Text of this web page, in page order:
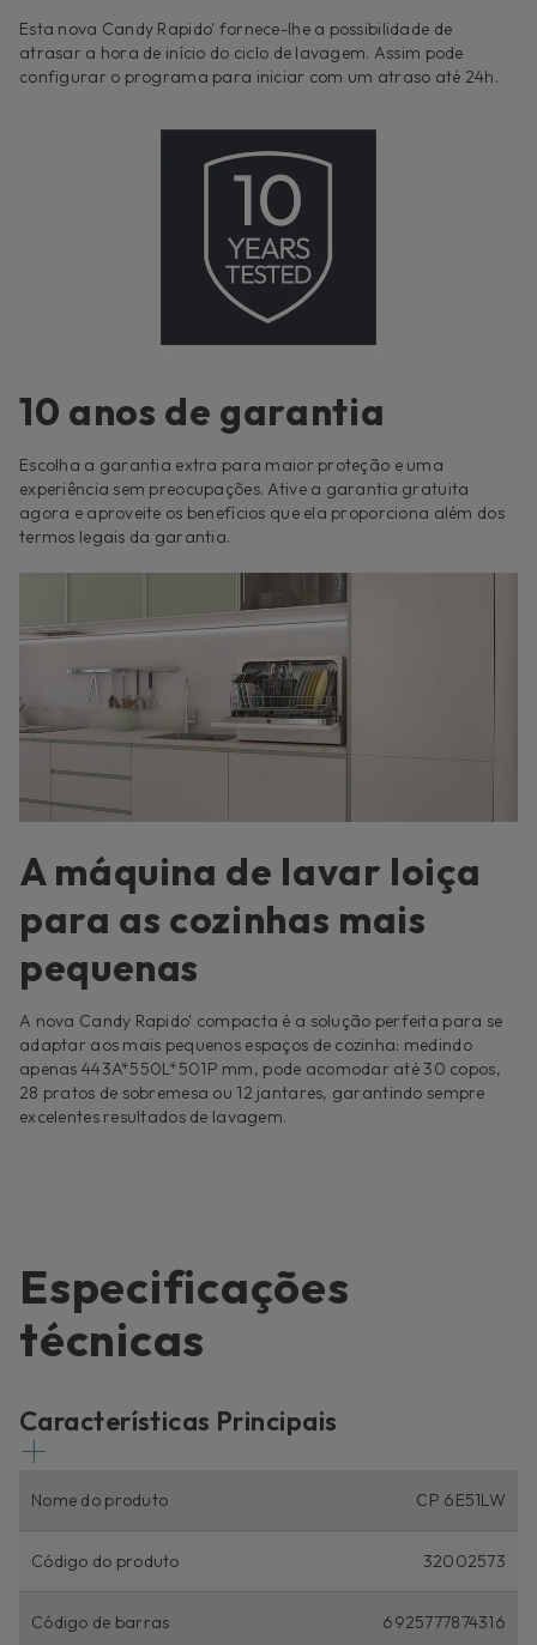
Esta nova Candy Rapido' fornece-lhe a possibilidade de
atrasar a hora de início do ciclo de lavagem. Assim pode
configurar o programa para iniciar com um atraso até 24h.
10 anos de garantia
Escolha a garantia extra para maior proteção e uma
experiência sem preocupações. Ative a garantia gratuita
agora e aproveite os benefícios que ela proporciona além dos
termos legais da garantia.
A máquina de lavar loiça
para as cozinhas mais
pequenas
A nova Candy Rapido' compacta é a solução perfeita para se
adaptar aos mais pequenos espaços de cozinha: medindo
apenas 443A*550L*501P mm, pode acomodar até 30 copos,
28 pratos de sobremesa ou 12 jantares, garantindo sempre
excelentes resultados de lavagem.
Especificações
técnicas
Características Principais
Nome do produto CP 6E51LW
Código do produto 32002573
Código de barras 6925777874316